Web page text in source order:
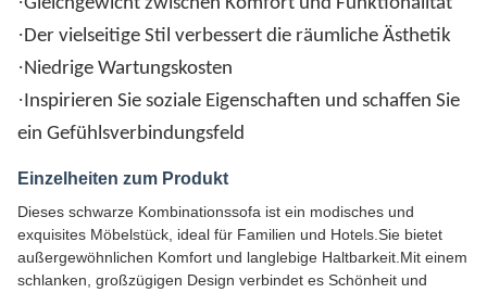
·Der vielseitige Stil verbessert die räumliche Ästhetik
·Niedrige Wartungskosten
·Inspirieren Sie soziale Eigenschaften und schaffen Sie
ein Gefühlsverbindungsfeld
Einzelheiten zum Produkt
Dieses schwarze Kombinationssofa ist ein modisches und
exquisites Möbelstück, ideal für Familien und Hotels.Sie bietet
außergewöhnlichen Komfort und langlebige Haltbarkeit.Mit einem
schlanken, großzügigen Design verbindet es Schönheit und